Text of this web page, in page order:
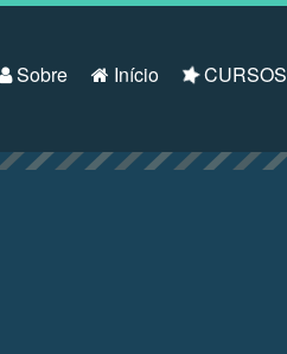
Pular para o conteúdo
Sobre Início CURSOS